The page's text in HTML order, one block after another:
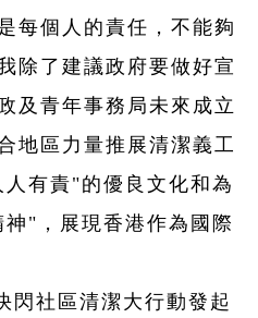
每個人的責任，不能夠
除了建議政府要做好宣
及青年事務局未來成立
地區力量推展清潔義工
有責"的優良文化和為
"，展現香港作為國際
閃社區清潔大行動發起